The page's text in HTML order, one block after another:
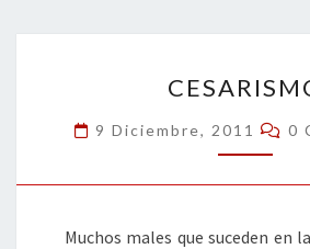
9 Diciembre, 2011 0
Muchos males que suceden en